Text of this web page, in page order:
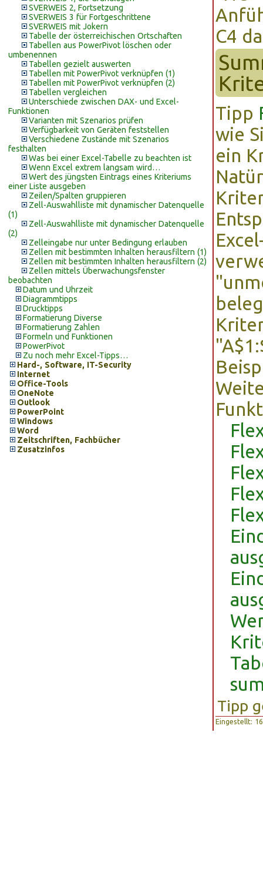
SVERWEIS 2, Fortsetzung
SVERWEIS 3 für Fortgeschrittene
SVERWEIS mit Jokern
Tabelle der österreichischen Ortschaften
Tabellen aus PowerPivot löschen oder
umbenennen
Tabellen gezielt auswerten
Tabellen mit PowerPivot verknüpfen (1)
Tabellen mit PowerPivot verknüpfen (2)
Tabellen vergleichen
Unterschiede zwischen DAX- und Excel-
Funktionen
Varianten mit Szenarios prüfen
Verfügbarkeit von Geräten feststellen
Verschiedene Zustände mit Szenarios
festhalten
Was bei einer Excel-Tabelle zu beachten ist
Wenn Excel extrem langsam wird…
Wert des jüngsten Eintrags eines Kriteriums
einer Liste ausgeben
Zeilen/Spalten gruppieren
Zell-Auswahlliste mit dynamischer Datenquelle
(1)
Zell-Auswahlliste mit dynamischer Datenquelle
(2)
Zelleingabe nur unter Bedingung erlauben
Zellen mit bestimmten Inhalten herausfiltern (1)
Zellen mit bestimmten Inhalten herausfiltern (2)
Zellen mittels Überwachungsfenster
beobachten
Datum und Uhrzeit
Diagrammtipps
Drucktipps
Formatierung Diverse
Formatierung Zahlen
Formeln und Funktionen
PowerPivot
Zu noch mehr Excel-Tipps…
Hard-, Software, IT-Security
Internet
Office-Tools
OneNote
Outlook
PowerPoint
Windows
Word
Zeitschriften, Fachbücher
Zusatzinfos
C4
Tipp
wie
ein
Tipp
Eingestellt: